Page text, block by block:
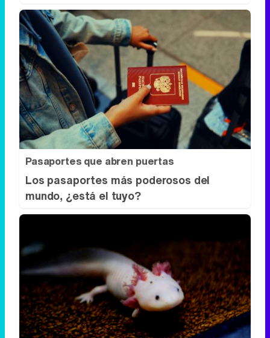
Pasaportes que abren puertas
Los pasaportes más poderosos del
mundo, ¿está el tuyo?